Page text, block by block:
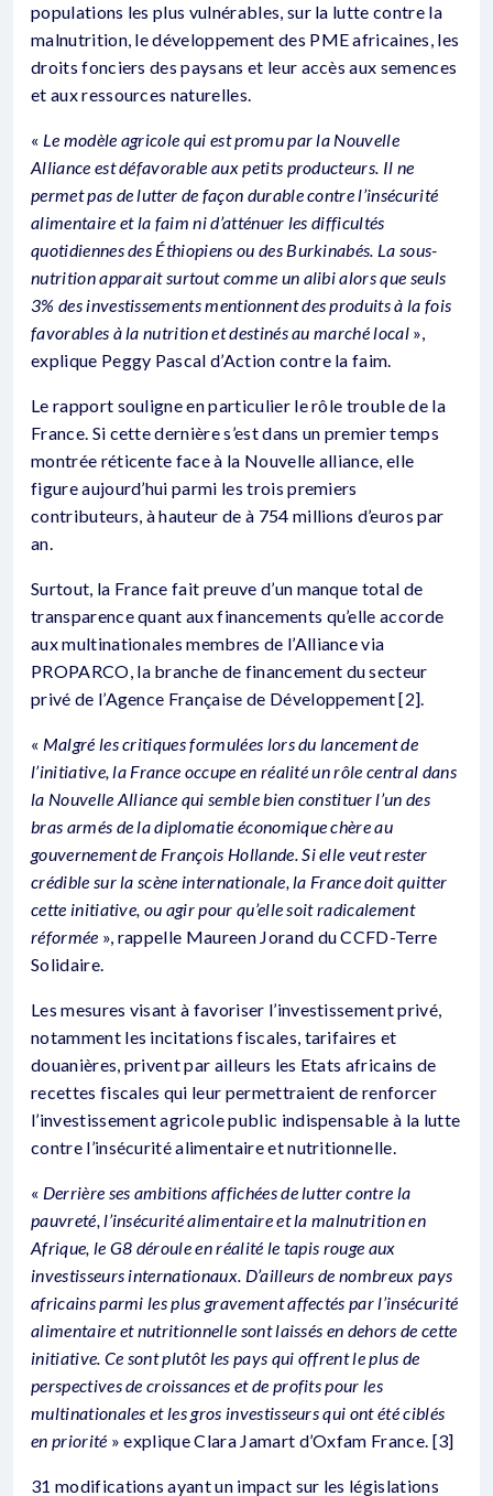
populations les plus vulnérables, sur la lutte contre la
malnutrition, le développement des PME africaines, les
droits fonciers des paysans et leur accès aux semences
et aux ressources naturelles.
« Le modèle agricole qui est promu par la Nouvelle
Alliance est défavorable aux petits producteurs. Il ne
permet pas de lutter de façon durable contre l’insécurité
alimentaire et la faim ni d’atténuer les difficultés
quotidiennes des Éthiopiens ou des Burkinabés. La sous-
nutrition apparait surtout comme un alibi alors que seuls
3% des investissements mentionnent des produits à la fois
favorables à la nutrition et destinés au marché local »,
explique Peggy Pascal d’Action contre la faim.
Le rapport souligne en particulier le rôle trouble de la
France. Si cette dernière s’est dans un premier temps
montrée réticente face à la Nouvelle alliance, elle
figure aujourd’hui parmi les trois premiers
contributeurs, à hauteur de à 754 millions d’euros par
an.
Surtout, la France fait preuve d’un manque total de
transparence quant aux financements qu’elle accorde
aux multinationales membres de l’Alliance via
PROPARCO, la branche de financement du secteur
privé de l’Agence Française de Développement [2].
« Malgré les critiques formulées lors du lancement de
l’initiative, la France occupe en réalité un rôle central dans
la Nouvelle Alliance qui semble bien constituer l’un des
bras armés de la diplomatie économique chère au
gouvernement de François Hollande. Si elle veut rester
crédible sur la scène internationale, la France doit quitter
cette initiative, ou agir pour qu’elle soit radicalement
réformée », rappelle Maureen Jorand du CCFD-Terre
Solidaire.
Les mesures visant à favoriser l’investissement privé,
notamment les incitations fiscales, tarifaires et
douanières, privent par ailleurs les Etats africains de
recettes fiscales qui leur permettraient de renforcer
l’investissement agricole public indispensable à la lutte
contre l’insécurité alimentaire et nutritionnelle.
« Derrière ses ambitions affichées de lutter contre la
pauvreté, l’insécurité alimentaire et la malnutrition en
Afrique, le G8 déroule en réalité le tapis rouge aux
investisseurs internationaux. D’ailleurs de nombreux pays
africains parmi les plus gravement affectés par l’insécurité
alimentaire et nutritionnelle sont laissés en dehors de cette
initiative. Ce sont plutôt les pays qui offrent le plus de
perspectives de croissances et de profits pour les
multinationales et les gros investisseurs qui ont été ciblés
en priorité » explique Clara Jamart d’Oxfam France. [3]
31 modifications ayant un impact sur les législations